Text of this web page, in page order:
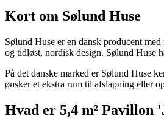
Kort om Sølund Huse
Sølund Huse er en dansk producent
og tidløst, nordisk design. Sølund Huse
På det danske marked er Sølund Huse
ønsker et ekstra rum til afslapning eller
Hvad er 5,4 m² Pavillon